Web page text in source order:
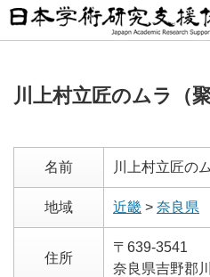
川上村立匠のムラ（聚
名前 川上村立匠の
地域 近畿 > 奈良県
住所
〒639-3541
奈良県吉野郡